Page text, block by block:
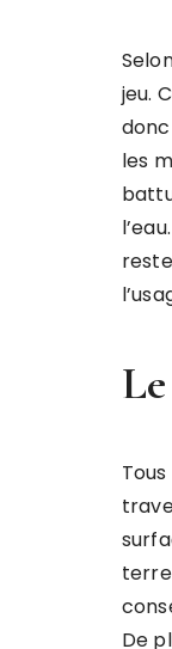
jeu.
les
terre
De